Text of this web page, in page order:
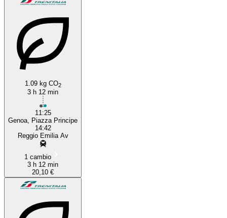
Genoa
1.09 kg CO2
3 h 12 min
11:25
Genoa, Piazza Principe
14:42
Reggio Emilia Av
1 cambio
3 h 12 min
20,10 €